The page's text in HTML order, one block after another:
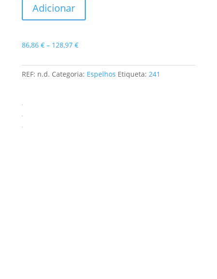
Florença
Adicionar
86,86 € – 128,97 €Price
86,86 €
through
REF: n.d. Categoria: Espelhos Etiqueta: 241